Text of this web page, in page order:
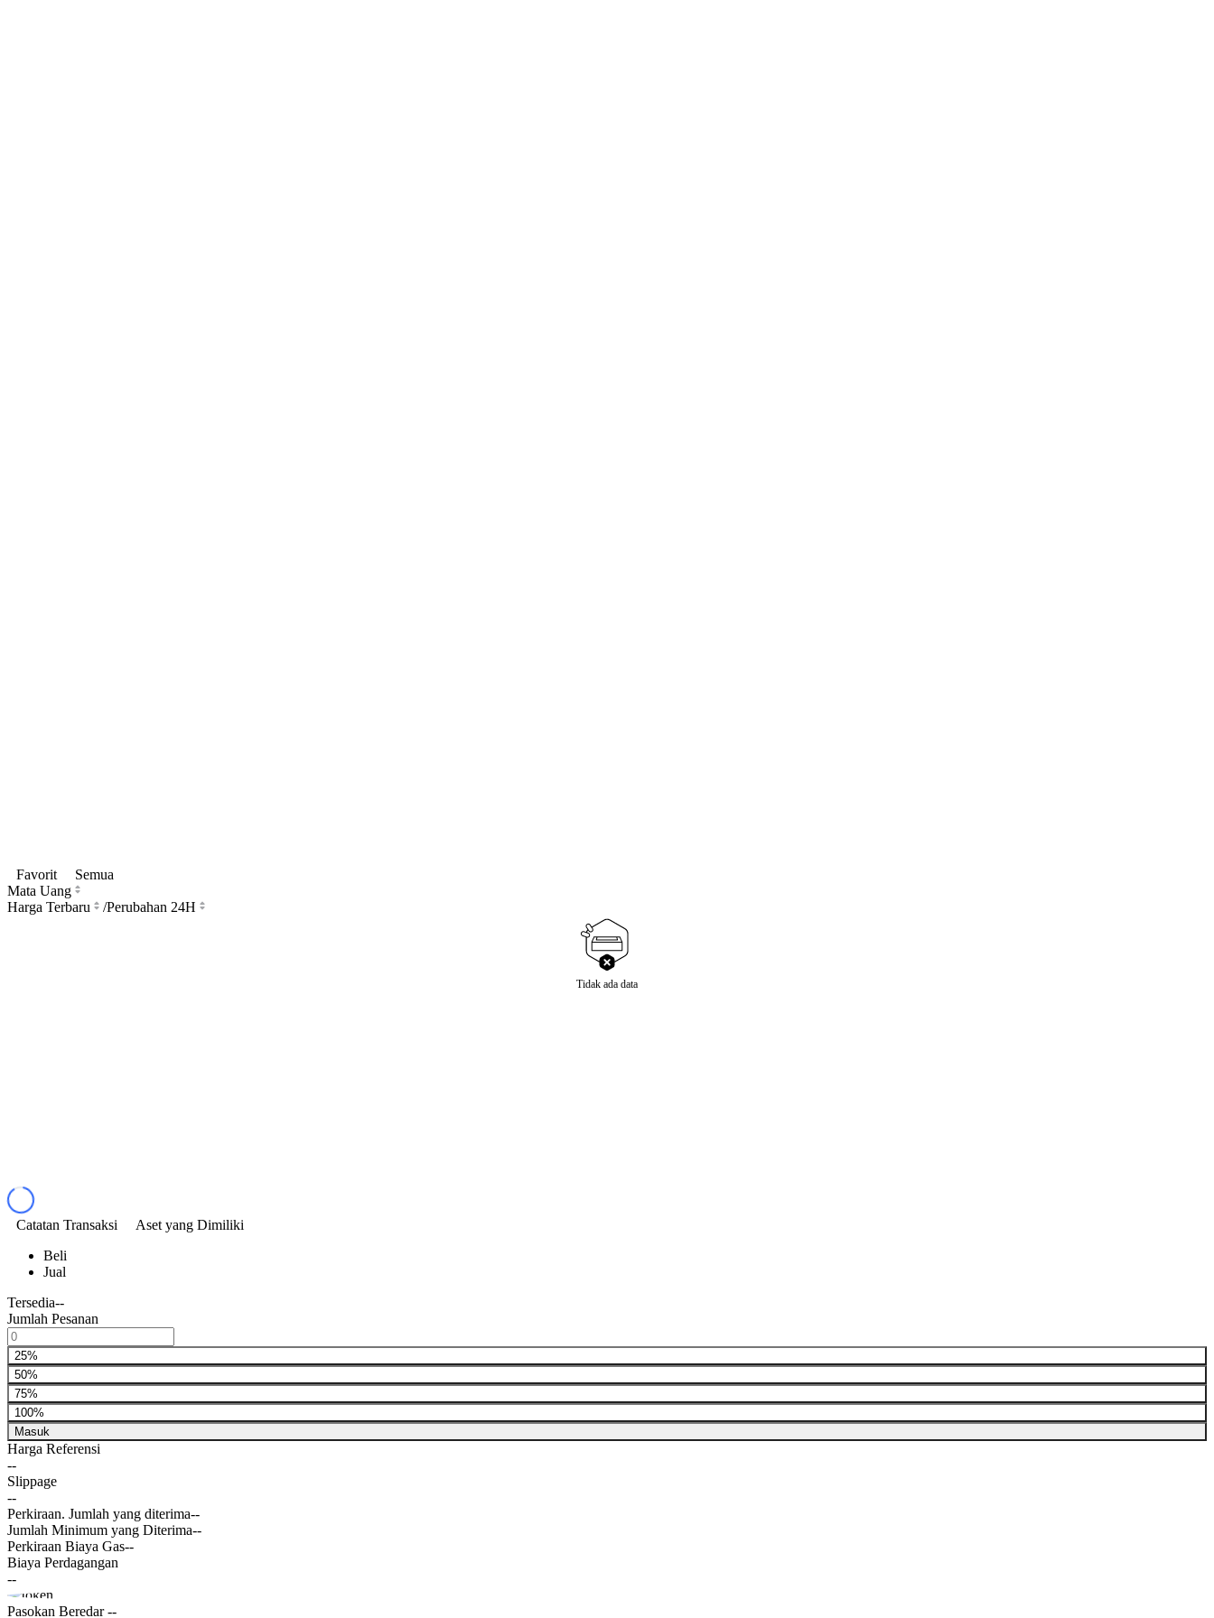
Favorit
Semua
Mata Uang
Harga Terbaru
/Perubahan 24H
Tidak ada data
Catatan Transaksi
Aset yang Dimiliki
Beli
Jual
Tersedia--
Jumlah Pesanan
25%
50%
75%
100%
Masuk
Harga Referensi
--
Slippage
--
Perkiraan. Jumlah yang diterima--
Jumlah Minimum yang Diterima--
Perkiraan Biaya Gas--
Biaya Perdagangan
--
Pasokan Beredar--